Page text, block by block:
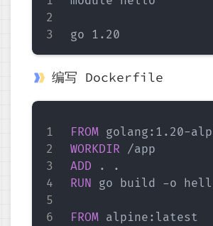
编写 Dockerfile
FROM golang:1.20-
WORKDIR /app
ADD . .
RUN go build -o
FROM alpine:latest